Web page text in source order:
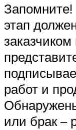
этап
заказчиком
работ и
или брак –